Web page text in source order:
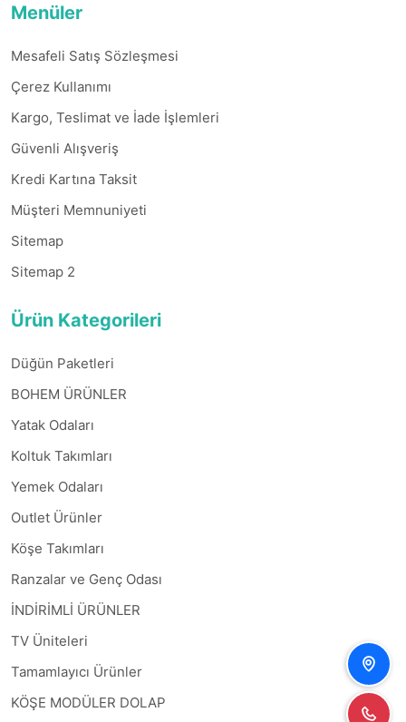
Menüler
Mesafeli Satış Sözleşmesi
Çerez Kullanımı
Kargo, Teslimat ve İade İşlemleri
Güvenli Alışveriş
Kredi Kartına Taksit
Müşteri Memnuniyeti
Sitemap
Sitemap 2
Ürün Kategorileri
Düğün Paketleri
BOHEM ÜRÜNLER
Yatak Odaları
Koltuk Takımları
Yemek Odaları
Outlet Ürünler
Köşe Takımları
Ranzalar ve Genç Odası
İNDİRİMLİ ÜRÜNLER
TV Üniteleri
Tamamlayıcı Ürünler
KÖŞE MODÜLER DOLAP